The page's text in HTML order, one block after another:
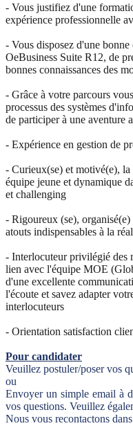
- Vous justifiez d'une
expérience professionnelle
- Vous disposez d'une
OeBusiness Suite R12, de
bonnes connaissances des
- Grâce à votre parcours
processus des systèmes
de participer à une aventure
- Expérience en gestion de
- Curieux(se) et motivé(e), la
équipe jeune et dynamique
et challenging
- Rigoureux (se),
atouts indispensables à la
- Interlocuteur privilégié des
lien avec l'équipe MOE
d'une excellente
l'écoute et savez adapter
interlocuteurs
- Orientation satisfaction
Pour candidater
Veuillez postuler/poser vos
ou
Envoyer un simple email à
vos questions. Veuillez
Nous vous recontactons